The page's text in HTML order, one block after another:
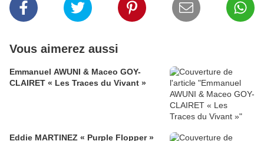
Vous aimerez aussi
Emmanuel AWUNI & Maceo GOY-
CLAIRET « Les Traces du Vivant »
Eddie MARTINEZ « Purple Flopper »